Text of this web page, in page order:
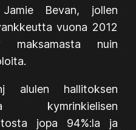
Bevan, jollen
vuona 2012
maksamasta nuin
alulen hallitoksen
kymrinkielisen
jopa 94%:la ja